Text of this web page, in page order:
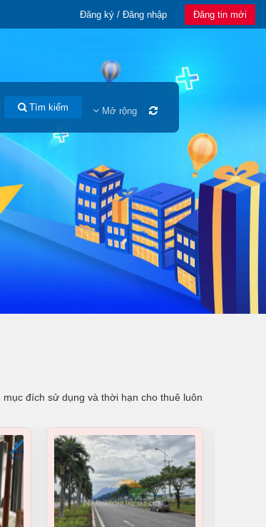
Đăng ký / Đăng nhập Đăng tin mới
Tìm kiếm Mở rộng
đích sử dụng và thời hạn cho thuê luôn